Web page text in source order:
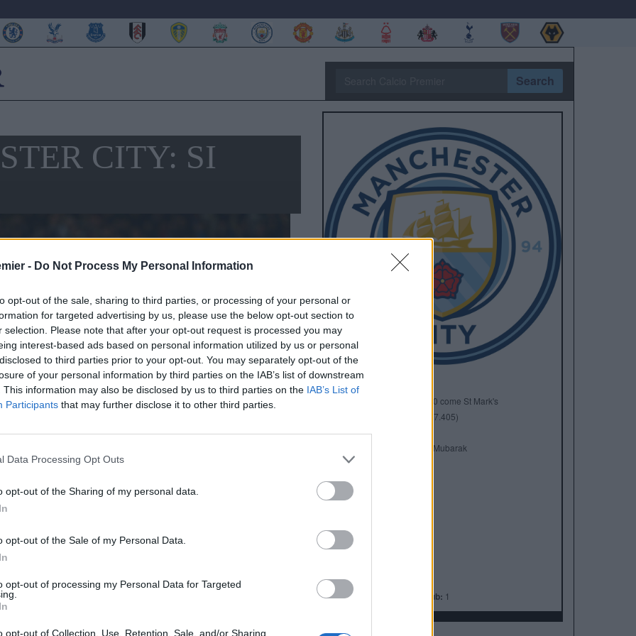
- Do Not Process My Personal Information
opt-out of the sale, sharing to third parties, or processing of your personal or
for targeted advertising by us, please use the below opt-out section to
selection. Please note that after your opt-out request is processed you may
interest-based ads based on personal information utilized by us or personal
to third parties prior to your opt-out. You may separately opt-out of the
of your personal information by third parties on the IAB’s list of downstream
This information may also be disclosed by us to third parties on the IAB’s List of
Participants that may further disclose it to other third parties.
Data Processing Opt Outs
opt-out of the Sharing of my personal data.
opt-out of the Sale of my Personal Data.
opt-out of processing my Personal Data for Targeted
opt-out of Collection, Use, Retention, Sale, and/or Sharing
Search
CITY: SI
dopo giorno, sempre più insistenti.
una trattativa già ben avviata tra l’entourage del 23enne
è quello di un prestito a gennaio con un riscatto in estate
è tutt’altro che certa, ha provato già in passato ad
1880 come St Mark's
Etihad Stadium (47.405)
Città:Manchester
Khaldoon Al Mubarak
Manager:
ALBO D'ORO
Premier League:
League Cup:
FA Community Shield:
Supercoppa Europea:
Coppa del Mondo per Club: 1